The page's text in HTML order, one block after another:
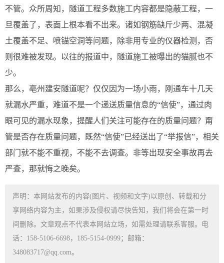
不管。众所周知，隧道工程多数施工内容都是隐蔽工程，一
旦覆盖了，表面上根本看不出来。诸如钢筋缺斤少两、混凝
土覆盖不足、喷锚空洞等问题，除非用专业的仪器检测，否
则很难被发现。以往的报道中，隧道施工被曝出的猫腻也不
少。
那么，亳州建安隧道呢？仅仅因为一场小雨，刚通车十几天
就漏水严重，难道不是一个递送质量信息的“信使”，通过肉
眼可见的漏水现象，提醒人们关注可能存在的质量问题？甭
管是否存在质量问题，既然“信使”已经送出了“举报信”，相关
部门就不能不重视，不能不去调查。非等出现安全事故再去
严查，那就悔之晚矣。
声明：本网站发布的内容(图片、视频和文字)以原创、转载和分
享网络内容为主，如果涉及侵权请尽快告知，我们将会在第一时
间删除。文章观点不代表本网站立场，如需处理请联系客服。电
话：158-5106-6698，185-5154-0999；邮箱：
348083717@qq.com。